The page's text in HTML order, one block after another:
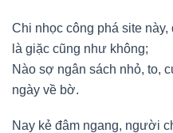
Chi nhọc công phá site
là giặc cũng như không;
Nào sợ ngân sách nhỏ, to,
ngày về bờ.
Nay kẻ đâm ngang, người